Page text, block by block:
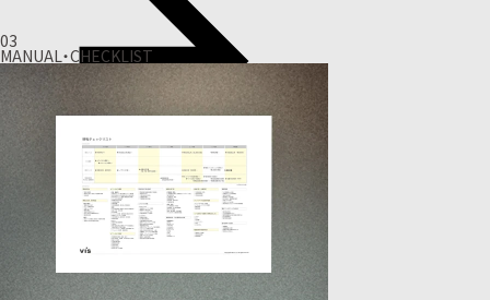
03
MANUAL・CHECKLIST